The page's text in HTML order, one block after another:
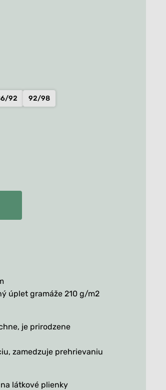
92 92/98
úplet gramáže 210 g/m2
je prirodzene
zamedzuje prehrievaniu
látkové plienky